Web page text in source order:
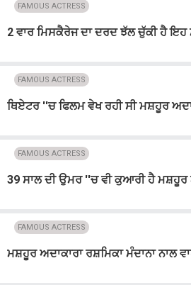
FAMOUS ACTRESS
2 ਵਾਰ ਮਿਸਕੈਰੇਜ ਦਾ ਦਰਦ ਝੱਲ ਚੁੱਕੀ ਹੈ ਇਹ
FAMOUS ACTRESS
ਥਿਏਟਰ ''ਚ ਫਿਲਮ ਵੇਖ ਰਹੀ ਸੀ ਮਸ਼ਹੂਰ
FAMOUS ACTRESS
39 ਸਾਲ ਦੀ ਉਮਰ ''ਚ ਵੀ ਕੁਆਰੀ ਹੈ ਮਸ਼ਹੂਰ
FAMOUS ACTRESS
ਮਸ਼ਹੂਰ ਅਦਾਕਾਰਾ ਰਸ਼ਮਿਕਾ ਮੰਦਾਨਾ ਨਾਲ